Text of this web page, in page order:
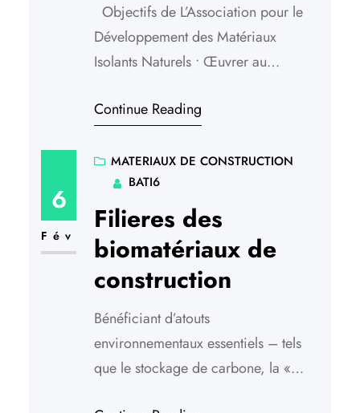
Objectifs de L’Association pour le
Développement des Matériaux
Isolants Naturels • Œuvrer au
d’isolations naturels et donner les
isolants naturels pour la rénovation de
maison par des artisans à Ille sur têt
en béton ou en bois, avec une
approche de qualité
environnementale. • Accompagner…
Continue Reading
6
Fév
MATERIAUX DE CONSTRUCTION
BATI6
Filieres des
biomatériaux de
construction
Bénéficiant d’atouts
environnementaux essentiels – tels
que le stockage de carbone, la «